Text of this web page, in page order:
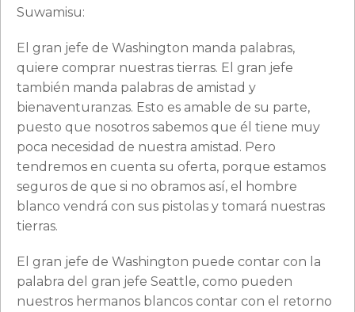
Suwamisu:
El gran jefe de Washington manda palabras,
quiere comprar nuestras tierras. El gran jefe
también manda palabras de amistad y
bienaventuranzas. Esto es amable de su parte,
puesto que nosotros sabemos que él tiene muy
poca necesidad de nuestra amistad. Pero
tendremos en cuenta su oferta, porque estamos
seguros de que si no obramos así, el hombre
blanco vendrá con sus pistolas y tomará nuestras
tierras.
El gran jefe de Washington puede contar con la
palabra del gran jefe Seattle, como pueden
nuestros hermanos blancos contar con el retorno